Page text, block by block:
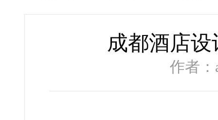
成都酒店设
作者